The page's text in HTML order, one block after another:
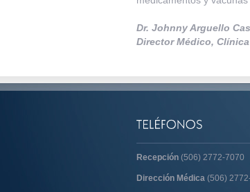
Dr. Johnny Arguello
Director Médico,
Recepción (506) 2772-7070
Dirección Médica (506)